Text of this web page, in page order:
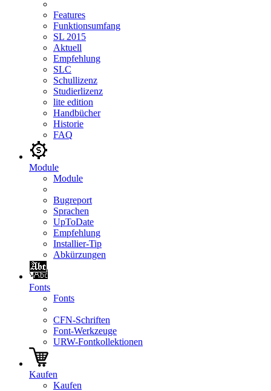
Features
Funktionsumfang
SL 2015
Aktuell
Empfehlung
SLC
Schullizenz
Studierlizenz
lite edition
Handbücher
Historie
FAQ
Module
Module
Bugreport
Sprachen
UpToDate
Empfehlung
Installier-Tip
Abkürzungen
Fonts
Fonts
CFN-Schriften
Font-Werkzeuge
URW-Fontkollektionen
Kaufen
Kaufen